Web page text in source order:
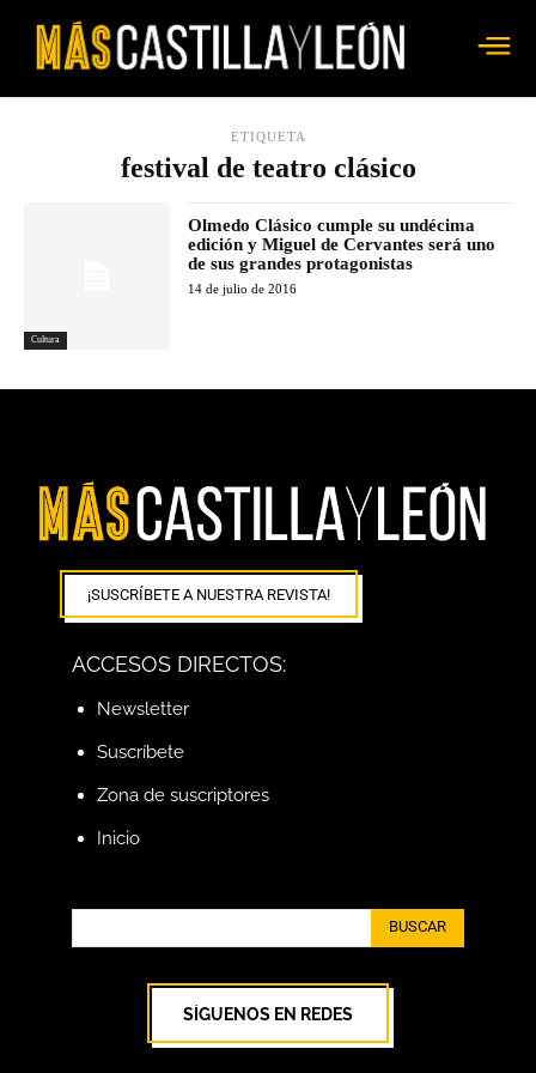
ETIQUETA
festival de teatro clásico
Cultura
Olmedo Clásico cumple su undécima
edición y Miguel de Cervantes será uno
de sus grandes protagonistas
14 de julio de 2016
¡SUSCRÍBETE A NUESTRA REVISTA!
ACCESOS DIRECTOS:
Newsletter
Suscríbete
Zona de suscriptores
Inicio
BUSCAR
SÍGUENOS EN REDES